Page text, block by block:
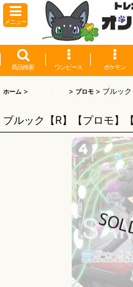
メニュー
商品検索 ワンピース ポケモン
ホーム > > プロモ > ブルック
ブルック【R】【プロモ】【